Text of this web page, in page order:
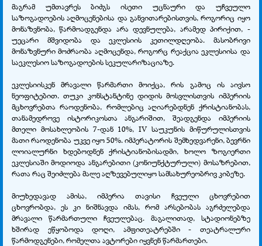
მაგრამ უმთავრეს ბიძგს ისეთი უცნაური და უჩვეულო
საზოგადოების აღმოცენებისა და განვითარებისთვის, როგორიც იყო
მონაზვნობა, წარმოადგენდა არა დევნულება, არამედ პირიქით, -
უეცარი მშვიდობა და ეკლესიის კეთილდღეობა. მასობრივი
მონაზვნური მოძრაობა აღმოცენდა, როგორც რეაქცია ეკლესიისა და
საეკლესიო საზოგადოების სეკულარიზაციაზე.
ეკლესიისკენ მრავალი წარმართი მოიქცა, რის გამოც ის აივსო
ნეოფიტებით. თუკი კონსტანტინე დიდის მოსვლისთვის იმპერიის
მცხოვრებთა რაოდენობა, რომლებიც აღიარებდნენ ქრისტიანობას,
თანამედროვე ისტორიკოსთა ანგარიშით, შეადგენდა იმპერიის
მთელი მოსახლეობის 7-დან 10%, IV საუკუნის მიწურულისთვის
მათი რაოდენობა უკვე იყო 50%. იმპერატორის შემხედვარენი, ბევრნი
ლოიალურნი ხდებოდნენ ქრისტიანობისადმი, ხოლო ზოგიერთი
ეკლესიაში მოდიოდა ანგარებითი (კონიუნქტურული) მოსაზრებით,
რათა რაც შეიძლება მალე აღზევებულიყო სამსახურეობრივ კიბეზე.
მიუხედავად ამისა, იმპერია თავისი ჩვეული ცხოვრებით
ცხოვრობდა, ეს კი ნიშნავდა იმას, რომ არსებობას აგრძელებდა
მრავალი წარმართული ჩვეულებაც. მაგალითად, სტადიონებზე
ხშირად ეწყობოდა დოღი, ამფითეატრებში - თეატრალური
წარმოდგენები, რომელთა ავტორები იყვნენ წარმართები.